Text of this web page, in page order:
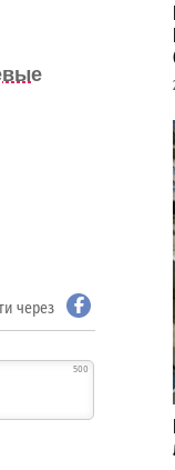
через
500